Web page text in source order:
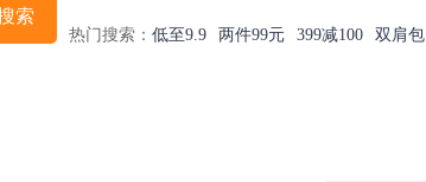
热门搜索： 低至9.9 两件99元 399减100 双肩包